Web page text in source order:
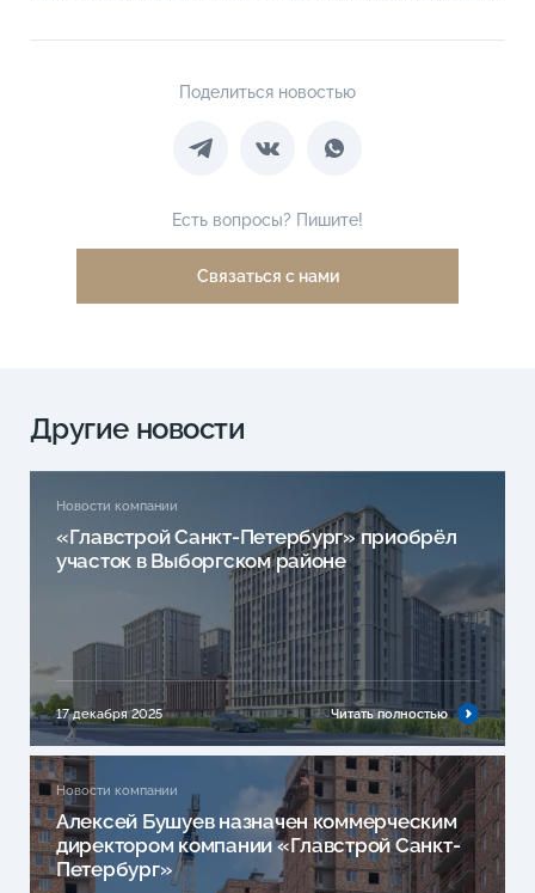
Поделиться новостью
Есть вопросы? Пишите!
Связаться с нами
Другие новости
Новости компании
«Главстрой Санкт-Петербург» приобрёл
участок в Выборгском районе
17 декабря 2025 Читать полностью
Новости компании
Алексей Бушуев назначен коммерческим
директором компании «Главстрой Санкт-
Петербург»